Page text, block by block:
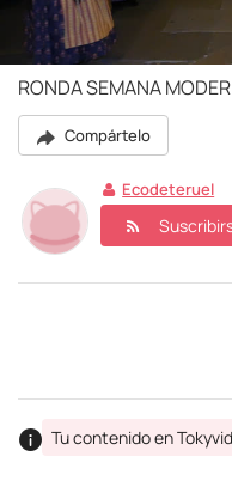
RONDA SEMANA
Compártelo
Ecodeteruel
Tu contenido en